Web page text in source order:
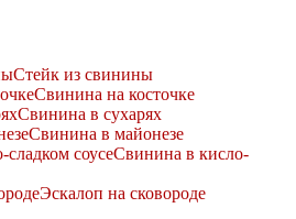
Стейк из свинины
Свинина на косточке
Свинина в сухарях
Свинина в майонезе
Свинина в кисло-
Эскалоп на сковороде